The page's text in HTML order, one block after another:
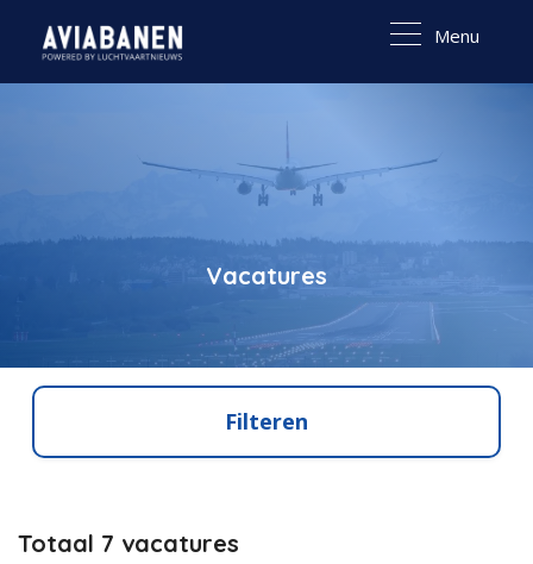
Menu
Vacatures
Filteren
Totaal 7 vacatures